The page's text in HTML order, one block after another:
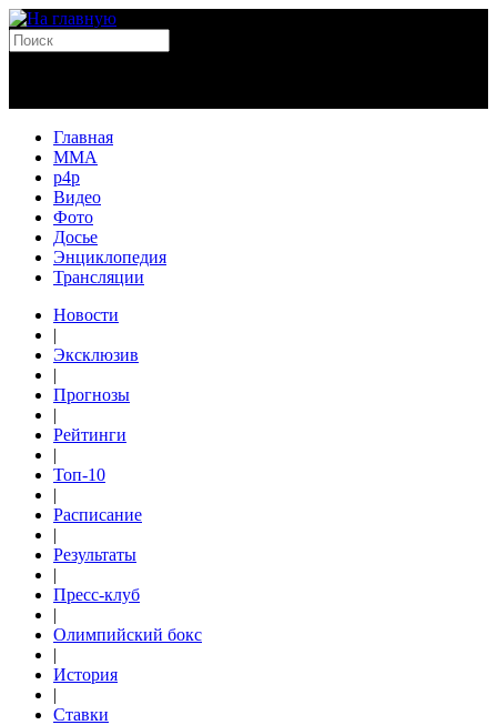
Главная
MMA
p4p
Видео
Фото
Досье
Энциклопедия
Трансляции
Новости
|
Эксклюзив
|
Прогнозы
|
Рейтинги
|
Топ-10
|
Расписание
|
Результаты
|
Пресс-клуб
|
Олимпийский бокс
|
История
|
Ставки